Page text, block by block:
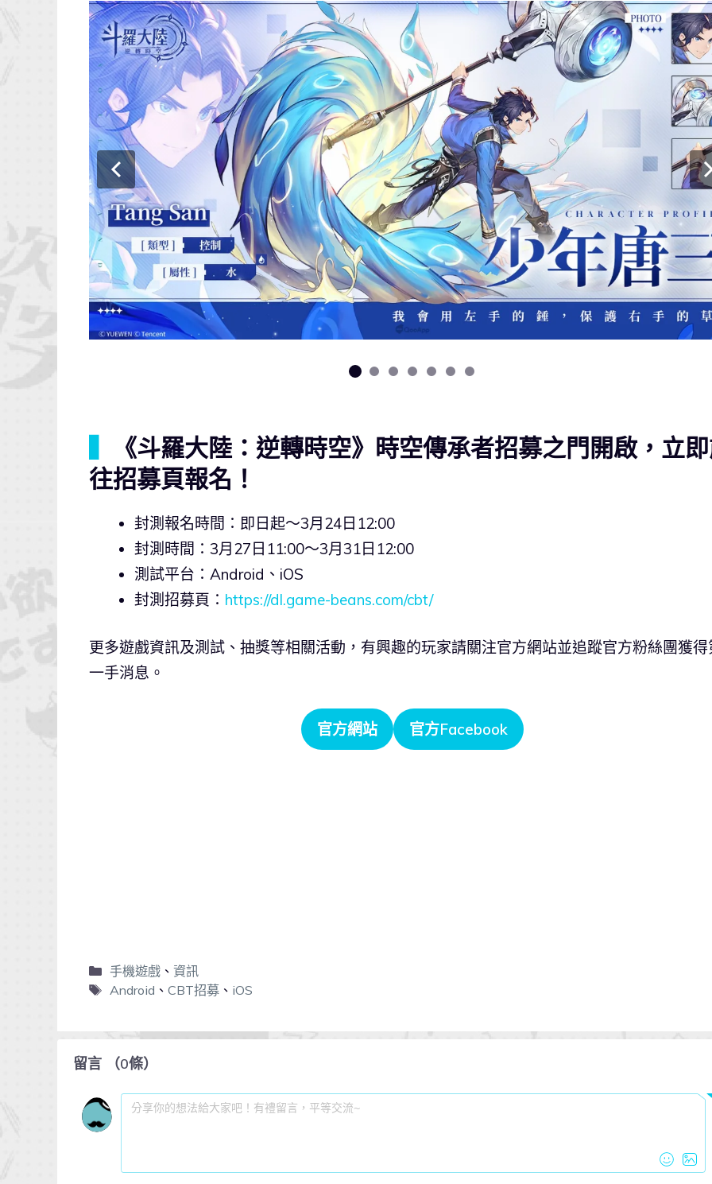
《斗羅大陸：逆轉時空》時空傳承者招募之門開啟，立
往招募頁報名！
封測報名時間：即日起～3月24日12:00
封測時間：3月27日11:00～3月31日12:00
測試平台：Android、iOS
封測招募頁： https://dl.game-beans.com/cbt/
更多遊戲資訊及測試、抽獎等相關活動，有興趣的玩家請關注官方網站並追蹤官方粉絲團獲得
一手消息。
官方網站 官方Facebook
手機遊戲、 資訊
Android 、 CBT招募、 iOS
留言 （0條）